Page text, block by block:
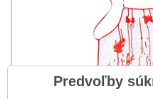
Predvoľby